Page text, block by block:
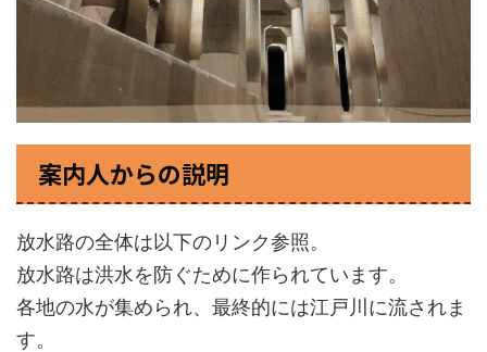
案内人からの説明
放水路の全体は以下のリンク参照。
放水路は洪水を防ぐために作られています。
各地の水が集められ、最終的には江戸川に流されま
す。